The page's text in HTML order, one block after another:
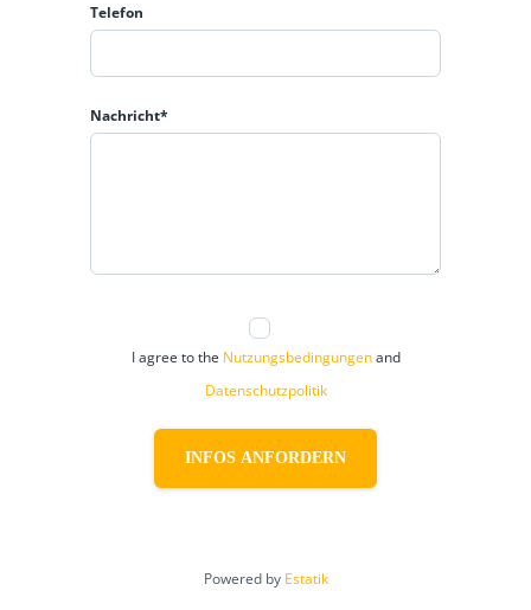
Telefon
Nachricht*
I agree to the Nutzungsbedingungenand
Datenschutzpolitik
INFOS ANFORDERN
Powered by Estatik